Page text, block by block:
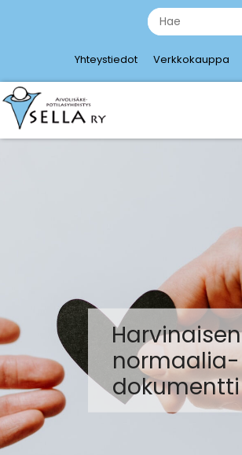
Etsi
Yhteystiedot Verkkokauppa
Harvinaisen
normaalia-
dokumentti